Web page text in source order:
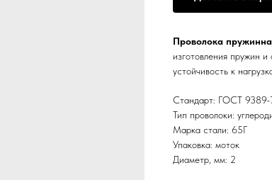
Проволока
изготовления пружин
устойчивость к
Стандарт: ГОСТ 9389-
Тип проволоки:
Марка стали: 65Г
Упаковка: моток
Диаметр, мм: 2